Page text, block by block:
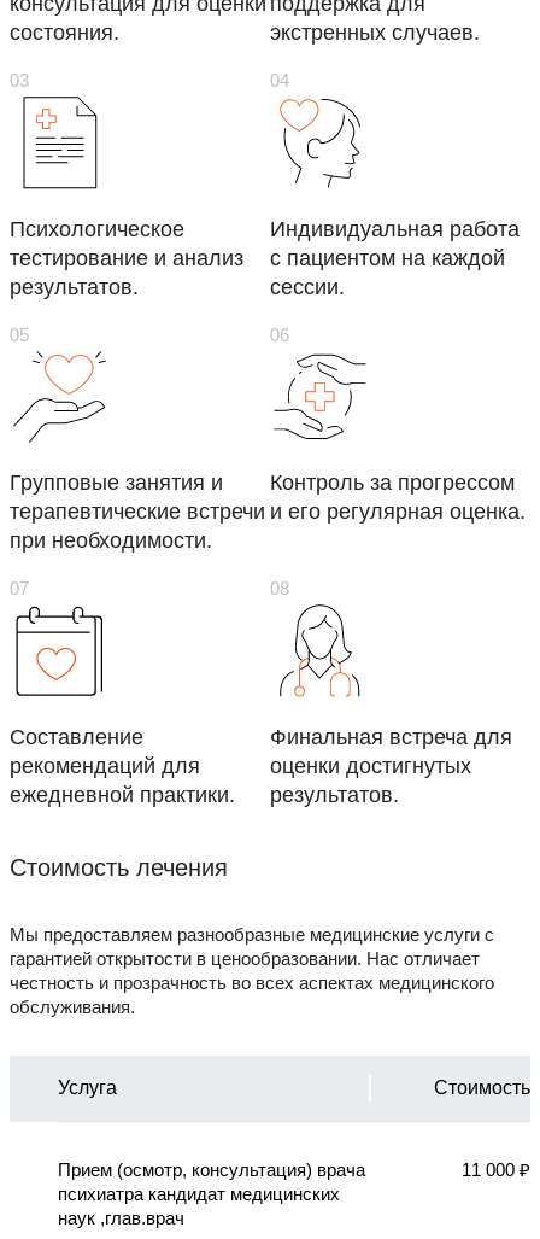
состояния.
экстренных случаев.
Психологическое
тестирование и анализ
результатов.
Индивидуальная работа
с пациентом на каждой
сессии.
Групповые занятия и
терапевтические встречи
при необходимости.
Контроль за прогрессом
и его регулярная оценка.
Составление
рекомендаций для
ежедневной практики.
Финальная встреча для
оценки достигнутых
результатов.
Стоимость лечения
Мы предоставляем разнообразные медицинские услуги с
гарантией открытости в ценообразовании. Нас отличает
честность и прозрачность во всех аспектах медицинского
обслуживания.
Услуга Стоимость
Прием (осмотр, консультация) врача
психиатра кандидат медицинских
наук ,глав.врач
11 000 ₽